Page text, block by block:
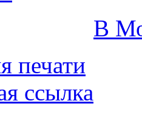
В
печати
ссылка